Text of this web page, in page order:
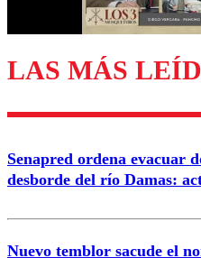
LAS MÁS
Senapred ordena evacuar
desborde del río Damas:
Nuevo temblor sacude el